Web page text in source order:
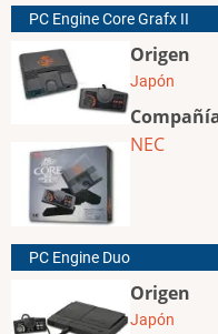
PC Engine Core Grafx II
Origen
Japón
NEC
PC Engine Duo
Origen
Japón